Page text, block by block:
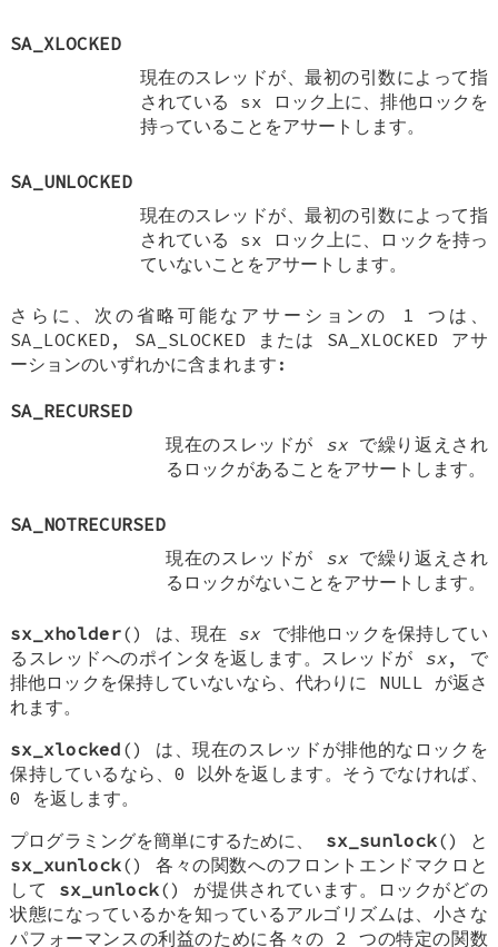
SA_XLOCKED
現在のスレッドが、最初の引数によって指
されている sx
ロック上に、排他ロックを
持っていることをアサートします。
SA_UNLOCKED
現在のスレッドが、最初の引数によって指
されている sx
ロック上に、ロックを持っ
ていないことをアサートします。
さらに、次の省略可能なアサーションの 1 つは、
SA_LOCKED , SA_SLOCKED または SA_XLOCKED アサ
ーションのいずれかに含まれます:
SA_RECURSED
現在のスレッドが sxで繰り返えされ
るロックがあることをアサートします。
SA_NOTRECURSED
現在のスレッドが sxで繰り返えされ
るロックがないことをアサートします。
sx_xholder() は、現在 sx で排他ロックを保持してい
るスレッドへのポインタを返します。スレッドが sx, で
排他ロックを保持していないなら、代わりに NULL が返さ
れます。
sx_xlocked () は、現在のスレッドが排他的なロックを
保持しているなら、0 以外を返します。そうでなければ、
0 を返します。
プログラミングを簡単にするために、 sx_sunlock() と
sx_xunlock() 各々の関数へのフロントエンドマクロと
して sx_unlock() が提供されています。ロックがどの
状態になっているかを知っているアルゴリズムは、小さな
パフォーマンスの利益のために各々の 2 つの特定の関数